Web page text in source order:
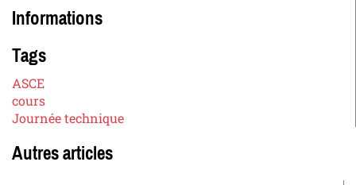
Informations
Tags
ASCE
cours
Journée technique
Autres articles